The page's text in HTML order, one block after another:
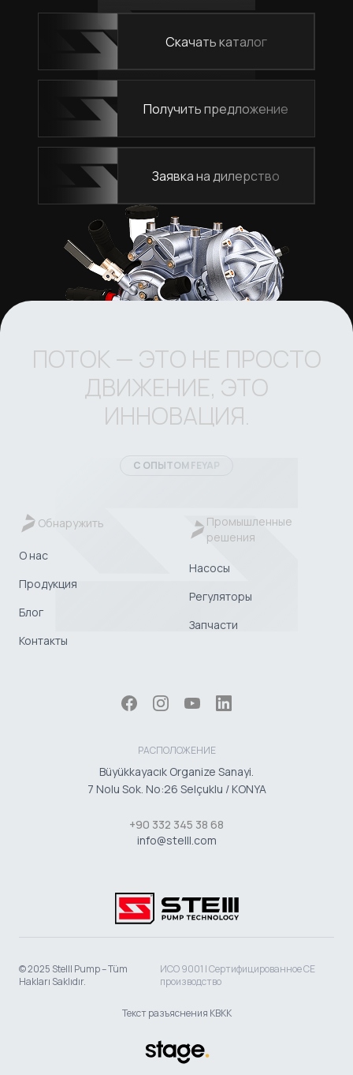
Скачать каталог
Получить предложение
Заявка на дилерство
ПОТОК — ЭТО НЕ ПРОСТО
ДВИЖЕНИЕ, ЭТО
ИННОВАЦИЯ.
С ОПЫТОМ FEYAP
Обнаружить
О нас
Продукция
Блог
Контакты
Промышленные
решения
Насосы
Регуляторы
Запчасти
РАСПОЛОЖЕНИЕ
Büyükkayacık Organize Sanayi.
7 Nolu Sok. No:26 Selçuklu / KONYA
+90 332 345 38 68
info@stelll.com
© 2025 Stelll Pump – Tüm
Hakları Saklıdır.
ИСО 9001 | Сертифицированное CE
производство
Текст разъяснения КВКК